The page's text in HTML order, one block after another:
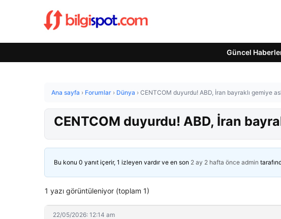
Güncel
Ana sayfa › Forumlar › Dünya › CENTCOM duyurdu! ABD, İran bayraklı gemiye
CENTCOM duyurdu! ABD, İran
Bu konu 0 yanıt içerir, 1 izleyen vardır ve en son 2 ay 2 hafta önce admin
1 yazı görüntüleniyor (toplam 1)
22/05/2026: 12:14 am